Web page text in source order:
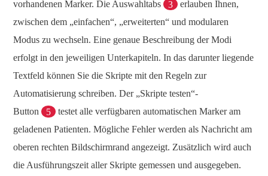
vorhandenen Marker. Die Auswahltabs
3
erlauben Ihnen,
zwischen dem „einfachen“, „erweiterten“ und modularen
Modus zu wechseln. Eine genaue Beschreibung der Modi
erfolgt in den jeweiligen Unterkapiteln. In das darunter liegende
Textfeld können Sie die Skripte mit den Regeln zur
Automatisierung schreiben. Der „Skripte testen“-
Button
5
testet alle verfügbaren automatischen Marker am
geladenen Patienten. Mögliche Fehler werden als Nachricht am
oberen rechten Bildschirmrand angezeigt. Zusätzlich wird auch
die Ausführungszeit aller Skripte gemessen und ausgegeben.